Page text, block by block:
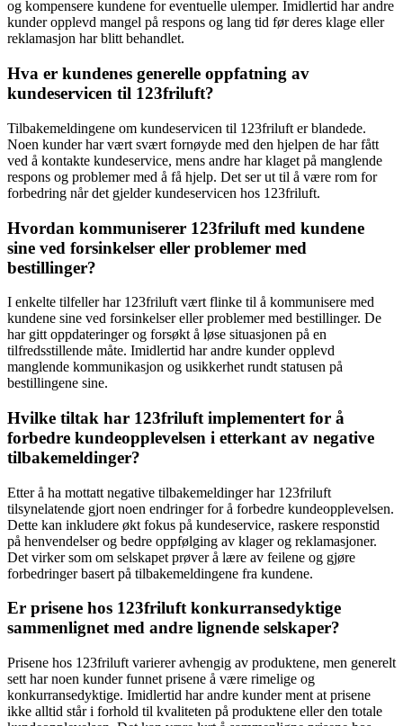
og kompensere kundene for eventuelle ulemper. Imidlertid har andre
kunder opplevd mangel på respons og lang tid før deres klage eller
reklamasjon har blitt behandlet.
Hva er kundenes generelle oppfatning av
kundeservicen til 123friluft?
Tilbakemeldingene om kundeservicen til 123friluft er blandede.
Noen kunder har vært svært fornøyde med den hjelpen de har fått
ved å kontakte kundeservice, mens andre har klaget på manglende
respons og problemer med å få hjelp. Det ser ut til å være rom for
forbedring når det gjelder kundeservicen hos 123friluft.
Hvordan kommuniserer 123friluft med kundene
sine ved forsinkelser eller problemer med
bestillinger?
I enkelte tilfeller har 123friluft vært flinke til å kommunisere med
kundene sine ved forsinkelser eller problemer med bestillinger. De
har gitt oppdateringer og forsøkt å løse situasjonen på en
tilfredsstillende måte. Imidlertid har andre kunder opplevd
manglende kommunikasjon og usikkerhet rundt statusen på
bestillingene sine.
Hvilke tiltak har 123friluft implementert for å
forbedre kundeopplevelsen i etterkant av negative
tilbakemeldinger?
Etter å ha mottatt negative tilbakemeldinger har 123friluft
tilsynelatende gjort noen endringer for å forbedre kundeopplevelsen.
Dette kan inkludere økt fokus på kundeservice, raskere responstid
på henvendelser og bedre oppfølging av klager og reklamasjoner.
Det virker som om selskapet prøver å lære av feilene og gjøre
forbedringer basert på tilbakemeldingene fra kundene.
Er prisene hos 123friluft konkurransedyktige
sammenlignet med andre lignende selskaper?
Prisene hos 123friluft varierer avhengig av produktene, men generelt
sett har noen kunder funnet prisene å være rimelige og
konkurransedyktige. Imidlertid har andre kunder ment at prisene
ikke alltid står i forhold til kvaliteten på produktene eller den totale